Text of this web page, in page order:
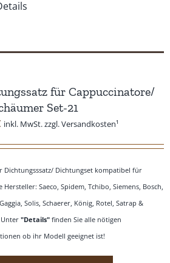
für Cappuccinatore/
Set-21
inkl. MwSt. zzgl. Versandkosten¹
Dichtungsssatz/ Dichtungset kompatibel für
Hersteller: Saeco, Spidem, Tchibo, Siemens, Bosch,
Solis, Schaerer, König, Rotel, Satrap &
"Details"finden Sie alle nötigen
ob ihr Modell geeignet ist!